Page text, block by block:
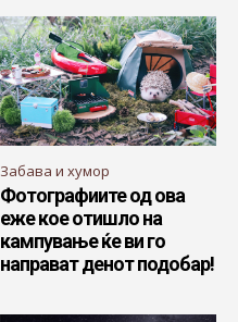
Забава и хумор
Фотографиите од ова
еже кое отишло на
кампување ќе ви го
направат денот подобар!